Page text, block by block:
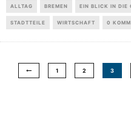
ALLTAG BREMEN EIN BLICK IN DIE
STADTTEILE WIRTSCHAFT 0
1 2 3